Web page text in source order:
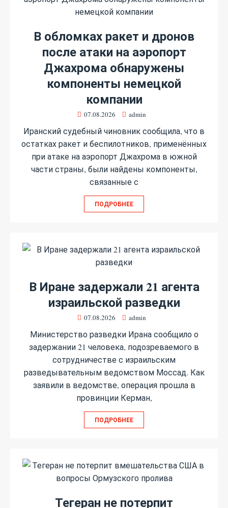
В обломках ракет и дронов
после атаки на аэропорт
Джахрома обнаружены
компоненты немецкой
компании
07.08.2026 admin
Иранский судебный чиновник сообщила, что в
остатках ракет и беспилотников, применённых
при атаке на аэропорт Джахрома в южной
части страны, были найдены компоненты,
связанные с
ПОДРОБНЕЕ
В Иране задержали 21 агента
израильской разведки
07.08.2026 admin
Министерство разведки Ирана сообщило о
задержании 21 человека, подозреваемого в
сотрудничестве с израильским
разведывательным ведомством Моссад. Как
заявили в ведомстве, операция прошла в
провинции Керман,
ПОДРОБНЕЕ
Тегеран не потерпит